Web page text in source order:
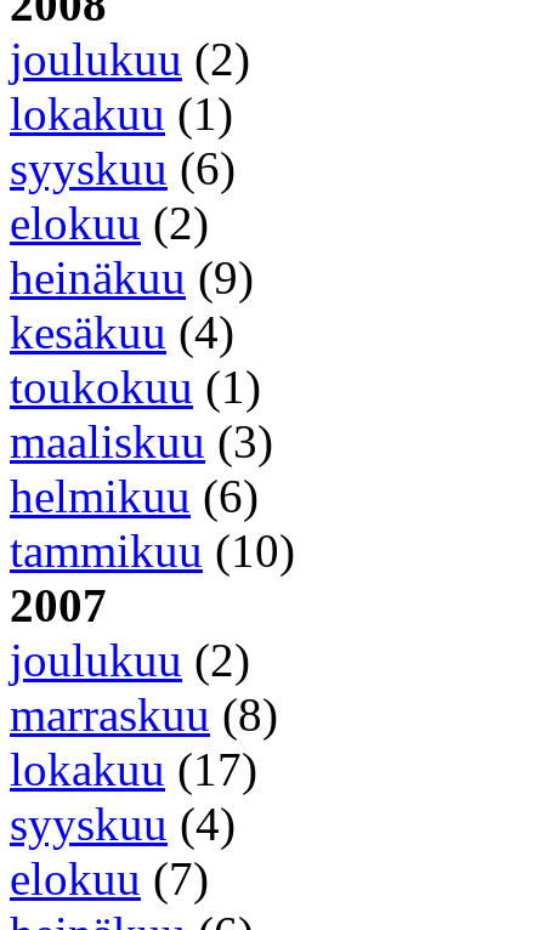
joulukuu (2)
lokakuu (1)
syyskuu (6)
elokuu (2)
heinäkuu (9)
kesäkuu (4)
toukokuu (1)
maaliskuu (3)
helmikuu (6)
tammikuu (10)
2007
joulukuu (2)
marraskuu (8)
lokakuu (17)
syyskuu (4)
elokuu (7)